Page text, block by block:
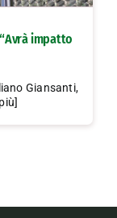
impatto
Giansanti,